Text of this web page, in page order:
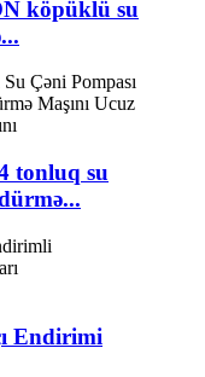
köpüklü su
tonluq su
Endirimi